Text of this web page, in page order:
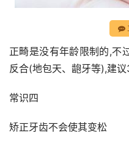
正畸是没有年龄限制的,不
反合(地包天、龅牙等),建议
常识四
矫正牙齿不会使其变松